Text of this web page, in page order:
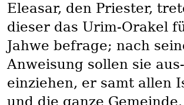
Eleasar, den Priester,
dieser das Urim-Orakel
Jahwe befrage; nach
Anweisung sollen sie
einziehen, er samt allen
und die ganze Gemeinde.